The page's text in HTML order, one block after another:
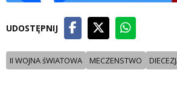
UDOSTĘPNIJ
II WOJNA śWIATOWA MECZENSTWO